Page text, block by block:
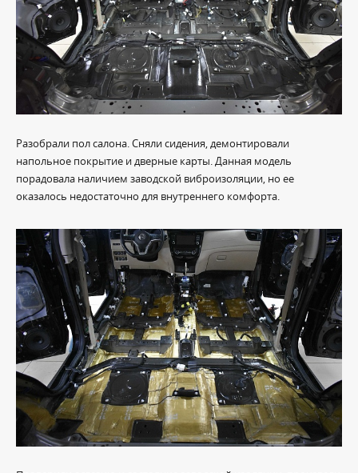
Разобрали пол салона. Сняли сидения, демонтировали
напольное покрытие и дверные карты. Данная модель
порадовала наличием заводской виброизоляции, но ее
оказалось недостаточно для внутреннего комфорта.